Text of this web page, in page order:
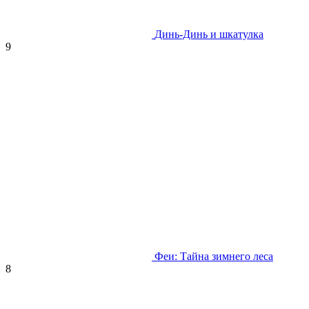
Динь-Динь и шкатулка
9
Феи: Тайна зимнего леса
8